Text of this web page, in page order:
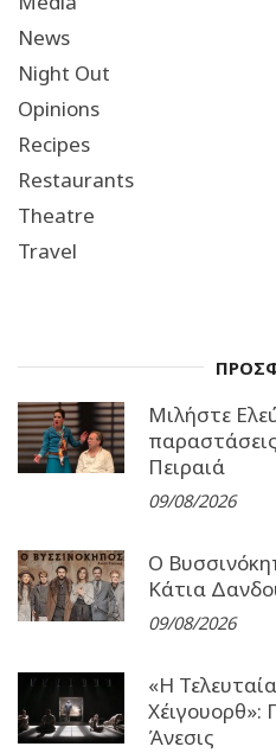
News
Night Out
Opinions
Recipes
Restaurants
Theatre
Travel
Μιλήστε
Πειραιά
09/08/2026
Ο
Κάτια
09/08/2026
«Η
Χέιγουορθ»:
Άνεσις